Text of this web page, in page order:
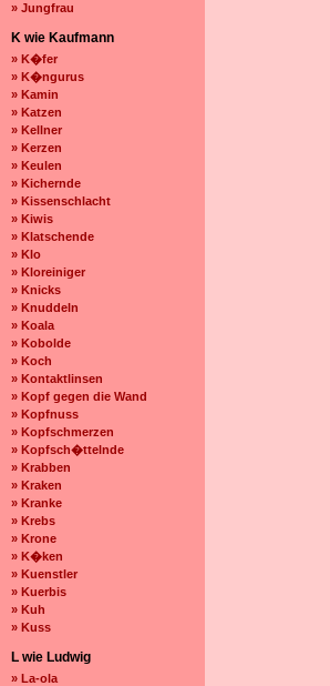
» Jungfrau
K wie Kaufmann
» K�fer
» K�ngurus
» Kamin
» Katzen
» Kellner
» Kerzen
» Keulen
» Kichernde
» Kissenschlacht
» Kiwis
» Klatschende
» Klo
» Kloreiniger
» Knicks
» Knuddeln
» Koala
» Kobolde
» Koch
» Kontaktlinsen
» Kopf gegen die Wand
» Kopfnuss
» Kopfschmerzen
» Kopfsch�ttelnde
» Krabben
» Kraken
» Kranke
» Krebs
» Krone
» K�ken
» Kuenstler
» Kuerbis
» Kuh
» Kuss
L wie Ludwig
» La-ola